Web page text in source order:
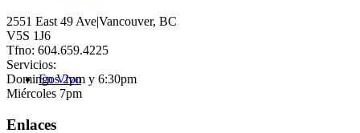
En Vivo
2551 East 49 Ave|Vancouver, BC
V5S 1J6
Tfno: 604.659.4225
Servicios:
Domingos 2pm y 6:30pm
Miércoles 7pm
Enlaces